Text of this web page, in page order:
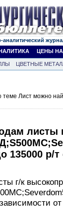
ЦЕНЫ
ЦВЕТНЫЕ
Лист можно
листы
135000 р/
г/к